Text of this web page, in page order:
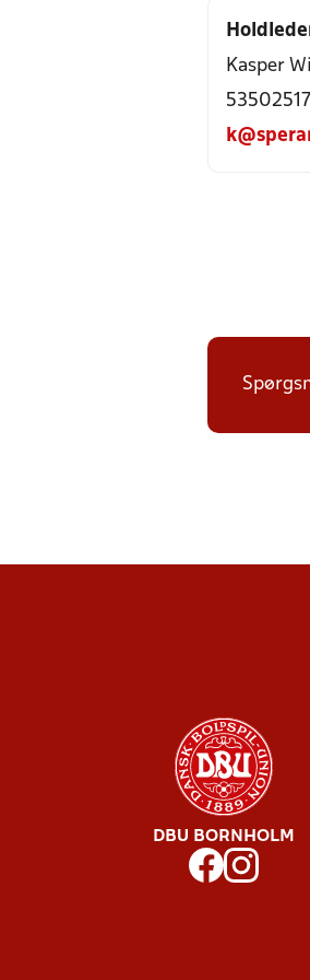
Kasper
53502517
DBU BORNHOLM